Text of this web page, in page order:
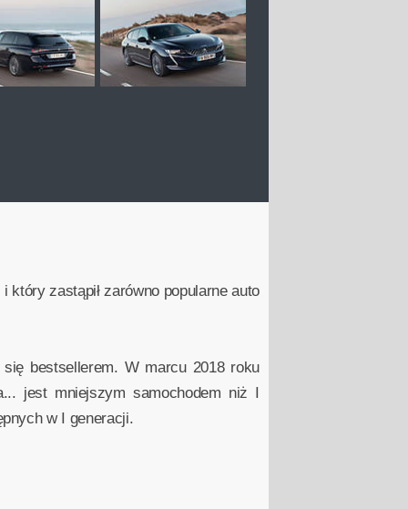
który zastąpił zarówno popularne auto
bestsellerem. W marcu 2018 roku
jest mniejszym samochodem niż I
w I generacji.